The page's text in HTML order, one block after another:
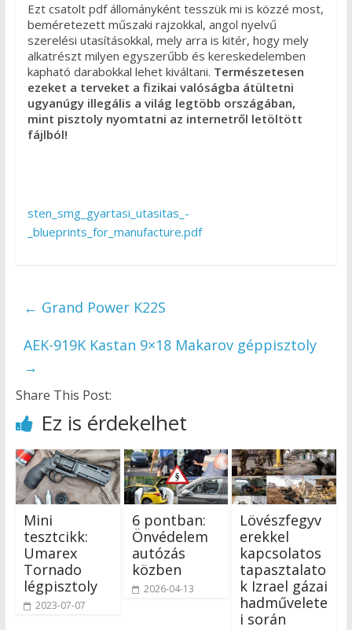
Ezt csatolt pdf állományként tesszük mi is közzé most,
beméretezett műszaki rajzokkal, angol nyelvű
szerelési utasításokkal, mely arra is kitér, hogy mely
alkatrészt milyen egyszerűbb és kereskedelemben
kapható darabokkal lehet kiváltani. Természetesen
ezeket a terveket a fizikai valóságba átültetni
ugyanúgy illegális a világ legtöbb országában,
mint pisztoly nyomtatni az internetről letöltött
fájlból!
sten_smg_gyartasi_utasitas_-
_blueprints_for_manufacture.pdf
← Grand Power K22S
AEK-919K Kastan 9×18 Makarov géppisztoly
→
Share This Post:
Ez is érdekelhet
Mini
tesztcikk:
Umarex
Tornado
légpisztoly
2023-07-07
6 pontban:
Önvédelem
autózás
közben
2026-04-13
Lövészfegyv
erekkel
kapcsolatos
tapasztalato
k Izrael gázai
hadművelete
i során